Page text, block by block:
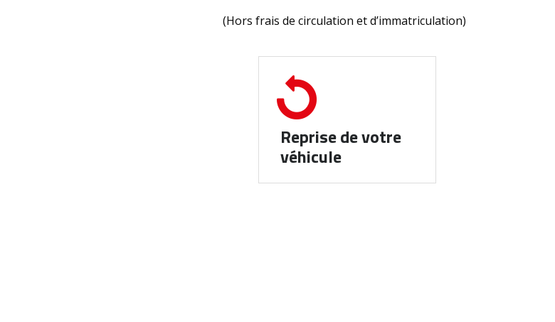
(Hors frais de circulation et d’immatriculation)
Reprise de votre
véhicule